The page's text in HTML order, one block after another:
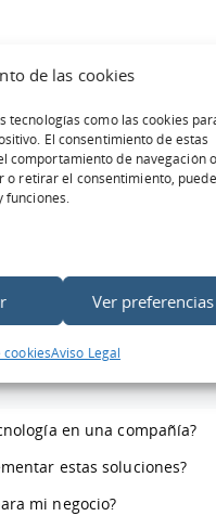
de las cookies
tecnologías como las cookies
El consentimiento de estas
comportamiento de navegación
o retirar el consentimiento, puede
funciones.
Ver preferencias
cookiesAviso Legal
la implementación de
la era digital
en el mundo
para 2030
en una compañía?
estas soluciones?
mi negocio?